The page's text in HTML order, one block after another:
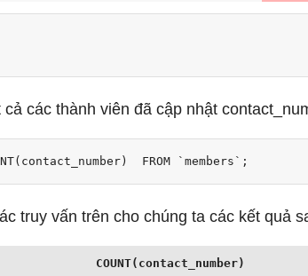
cả các thành viên đã cập nhật
FROM `members`;
truy vấn trên cho chúng ta các kết quả
COUNT(contact_number)